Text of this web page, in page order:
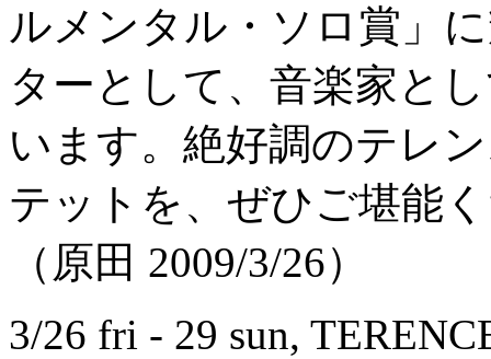
ルメンタル・ソロ賞」
ターとして、音楽家と
います。絶好調のテレ
テットを、ぜひご堪能
（原田 2009/3/26）
3/26 fri - 29 sun,